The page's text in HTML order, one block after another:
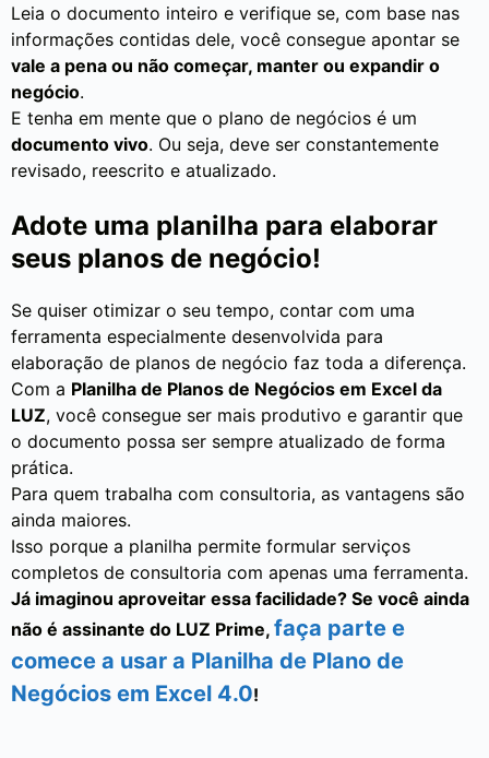
Leia o documento inteiro e verifique se, com base nas
informações contidas dele, você consegue apontar se
vale a pena ou não começar, manter ou expandir o
negócio.
E tenha em mente que o plano de negócios é um
documento vivo. Ou seja, deve ser constantemente
revisado, reescrito e atualizado.
Adote uma planilha para elaborar
seus planos de negócio!
Se quiser otimizar o seu tempo, contar com uma
ferramenta especialmente desenvolvida para
elaboração de planos de negócio faz toda a diferença.
Com a Planilha de Planos de Negócios em Excel da
LUZ, você consegue ser mais produtivo e garantir que
o documento possa ser sempre atualizado de forma
prática.
Para quem trabalha com consultoria, as vantagens são
ainda maiores.
Isso porque a planilha permite formular serviços
completos de consultoria com apenas uma ferramenta.
Já imaginou aproveitar essa facilidade? Se você ainda
não é assinante do LUZ Prime, faça parte e
comece a usar a Planilha de Plano de
Negócios em Excel 4.0!